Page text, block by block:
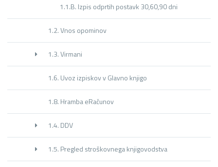
1.1.B. Izpis odprtih postavk 30,60,90 dni
1.2. Vnos opominov
1.3. Virmani
1.6. Uvoz izpiskov v Glavno knjigo
1.8. Hramba eRačunov
1.4. DDV
1.5. Pregled stroškovnega knjigovodstva